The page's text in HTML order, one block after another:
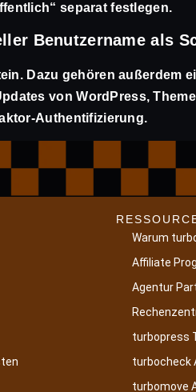
separat festlegen.
Benutzername als
Dazu gehören außerdem
von WordPress,
Authentifizierung.
Warum
Affiliate
Agentur
turbopress
turbocheck
turbomove